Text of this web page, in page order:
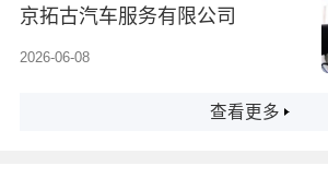
京拓古汽车服务有限公司
2026-06-08
查看更多